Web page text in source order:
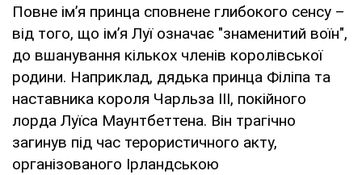
Повне імʼя принца сповнене глибокого сенсу –
від того, що імʼя Луї означає "знаменитий воїн",
до вшанування кількох членів королівської
родини. Наприклад, дядька принца Філіпа та
наставника короля Чарльза III, покійного
лорда Луїса Маунтбеттена. Він трагічно
загинув під час терористичного акту,
організованого Ірландською